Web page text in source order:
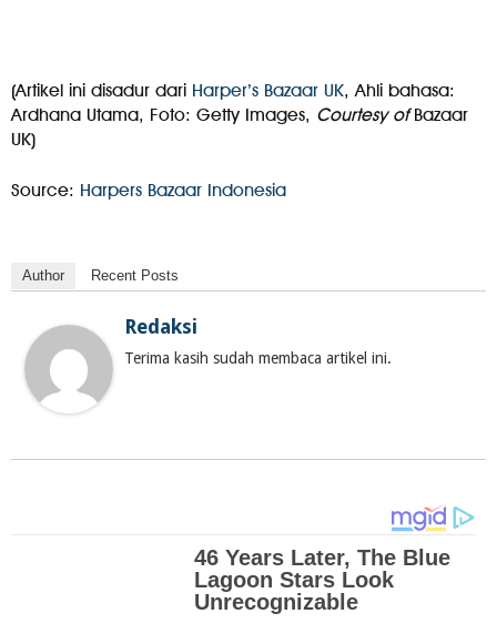
(Artikel ini disadur dari Harper’s Bazaar UK, Ahli bahasa:
Ardhana Utama, Foto: Getty Images, Courtesy ofBazaar
UK)
Source: Harpers Bazaar Indonesia
Author Recent Posts
Redaksi
Terima kasih sudah membaca artikel ini.